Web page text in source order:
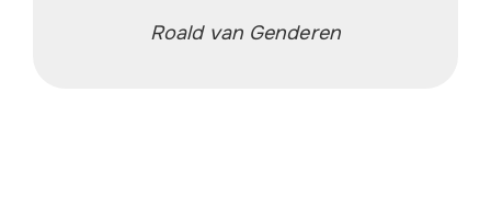
Roald van Genderen